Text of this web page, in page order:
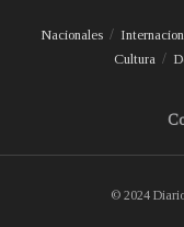
Nacionales
Cultura
© 2024